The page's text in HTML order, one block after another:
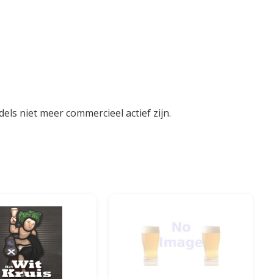
niet meer commercieel actief zijn.